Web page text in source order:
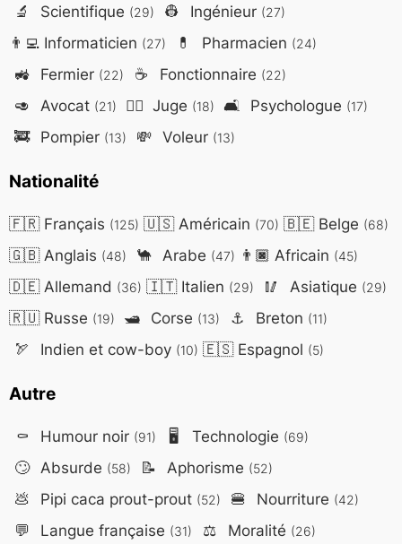
🔬 Scientifique (29) 👷 Ingénieur (27)
👨‍💻Informaticien (27) 💊 Pharmacien (24)
🚜 Fermier (22) ☕ Fonctionnaire (22)
🥑 Avocat (21) 👨‍⚖️ Juge (18) 🛋️ Psychologue (17)
🚒 Pompier (13) 💸 Voleur (13)
Nationalité
🇫🇷Français (125) 🇺🇸Américain (70) 🇧🇪Belge (68)
🇬🇧Anglais (48) 🐪 Arabe (47) 👨🏿 Africain (45)
🇩🇪Allemand (36) 🇮🇹Italien (29) 🥢 Asiatique (29)
🇷🇺Russe (19) 🛥️ Corse (13) ⚓ Breton (11)
🏹 Indien et cow-boy (10) 🇪🇸Espagnol (5)
Autre
⚰️ Humour noir (91) 🖥️ Technologie (69)
🙄 Absurde (58) 📝 Aphorisme (52)
💩 Pipi caca prout-prout (52) 🍔 Nourriture (42)
💬 Langue française (31) ⚖️ Moralité (26)